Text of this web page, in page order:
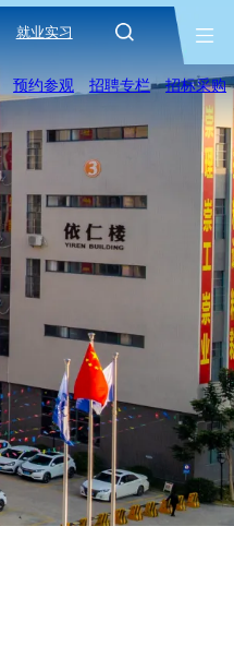
就业实习
预约参观 招聘专栏 招标采购